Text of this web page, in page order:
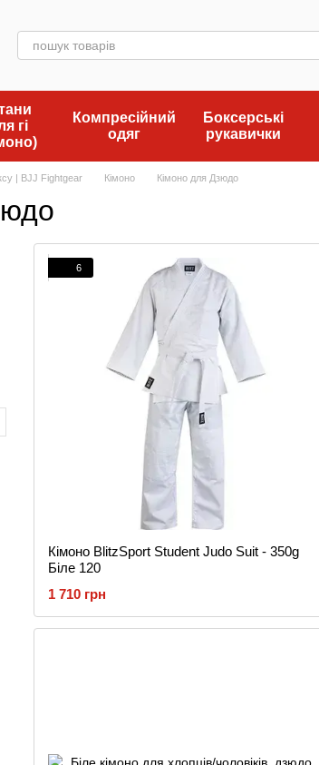
гі
Компресійний
одяг
Боксерські
рукавички
| BJJ Fightgear Кімоно Кімоно для Дзюдо
6
Кімоно BlitzSport Student Judo Suit - 350g
Біле 120
1 710 грн